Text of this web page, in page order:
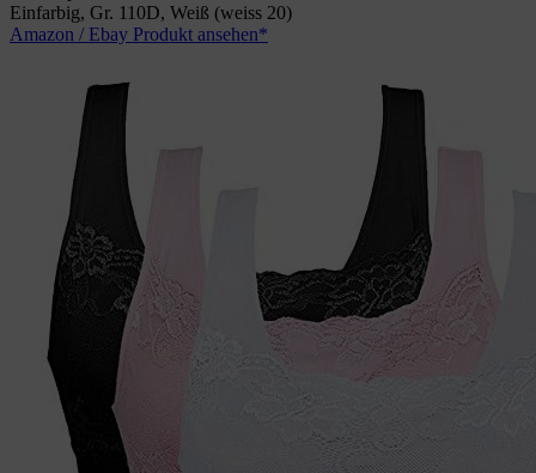
Einfarbig, Gr. 110D, Weiß (weiss 20)
Amazon / Ebay Produkt ansehen*